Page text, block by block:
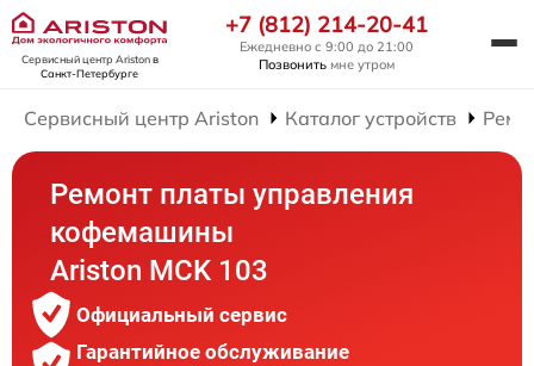
Сервисный центр Aristonв
Санкт-Петербурге
+7 (812) 214-20-41
Ежедневно с 9:00 до 21:00
Позвонить мне утром
Сервисный центр Ariston Каталог устройств
Ремонт платы управления
кофемашины
Ariston MCK 103
Официальный сервис
Гарантийное обслуживание